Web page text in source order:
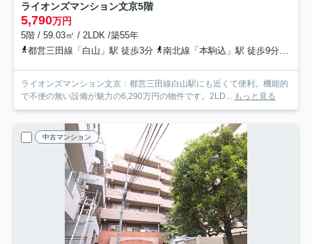
ライオンズマンション文京5階
5,790万円
5階 / 59.03㎡ / 2LDK /築55年
都営三田線「白山」駅 徒歩3分
南北線「本駒込」駅 徒歩9分
ライオンズマンション文京：都営三田線白山駅にも近くて便利。機能的
で不便の無い設備が魅力の6,290万円の物件です。2LD... もっと見る
中古マンション